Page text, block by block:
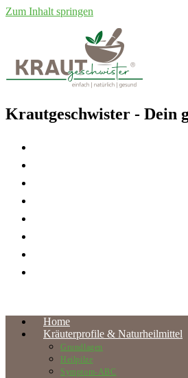
Zum Inhalt springen
Krautgeschwister - Dein
Home
Kräuterprofile & Naturheilmittel
Grundlagen
Heilpilze
Symptom-ABC